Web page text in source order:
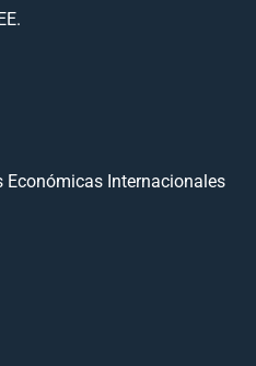
Económicas Internacionales